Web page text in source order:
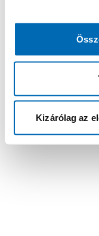
Kizárólag az